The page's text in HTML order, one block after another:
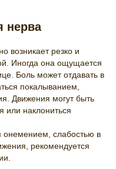
нерва
возникает резко и
Иногда она ощущается
Боль может отдавать в
покалыванием,
Движения могут быть
или наклониться
онемением, слабостью в
рекомендуется